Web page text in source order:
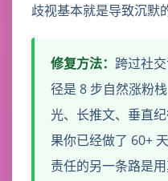
歧视基本就是导致沉默
修复方法： 跨过社
径是 8 步自然涨粉
光、长推文、垂直
果你已经做了 60+
责任的另一条路是